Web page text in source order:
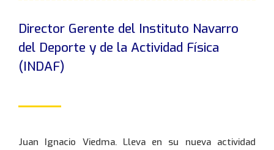
Director Gerente del Instituto Navarro
del Deporte y de la Actividad Física
(INDAF)
Juan Ignacio Viedma. Lleva en su nueva actividad